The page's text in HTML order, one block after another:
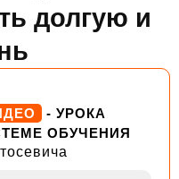
долгую и
- УРОКА
ОБУЧЕНИЯ